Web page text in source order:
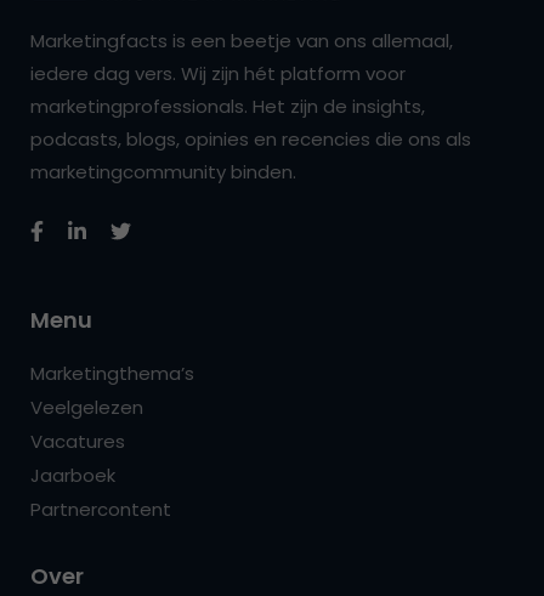
Marketingfacts is een beetje van ons allemaal,
iedere dag vers. Wij zijn hét platform voor
marketingprofessionals. Het zijn de insights,
podcasts, blogs, opinies en recencies die ons als
marketingcommunity binden.
Menu
Marketingthema’s
Veelgelezen
Vacatures
Jaarboek
Partnercontent
Over